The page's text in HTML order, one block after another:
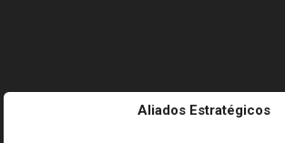
Aliados Estratégicos